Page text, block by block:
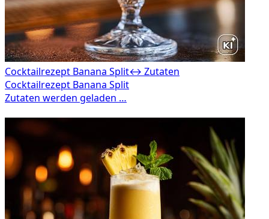
Cocktailrezept Banana Split↔ Zutaten